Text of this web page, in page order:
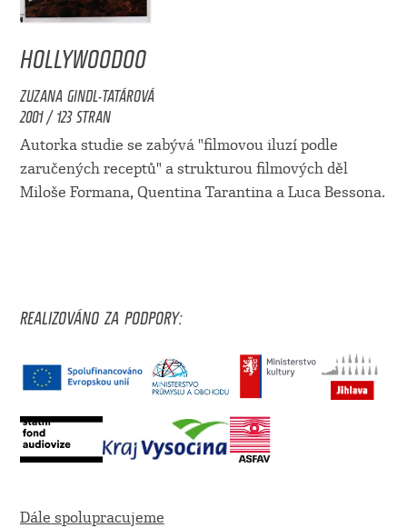
HOLLYWOODOO
ZUZANA GINDL-TATÁROVÁ
2001 / 123 STRAN
Autorka studie se zabývá "filmovou iluzí podle
zaručených receptů" a strukturou filmových děl
Miloše Formana, Quentina Tarantina a Luca Bessona.
REALIZOVÁNO ZA PODPORY:
Dále spolupracujeme